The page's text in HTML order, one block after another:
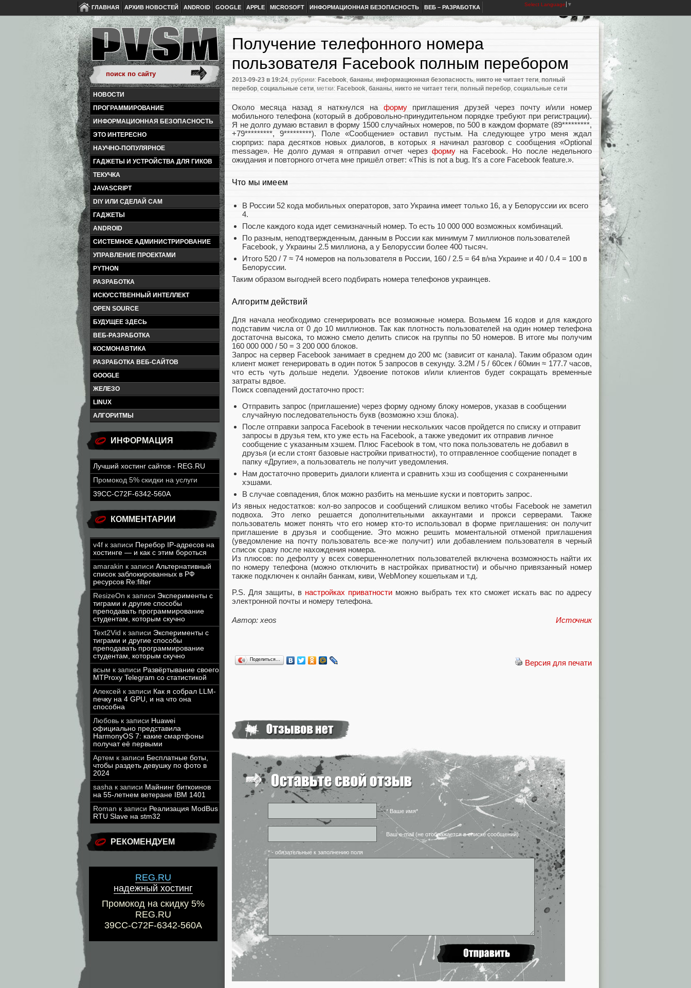
ГЛАВНАЯ АРХИВ НОВОСТЕЙ ANDROID GOOGLE APPLE MICROSOFT ИНФОРМАЦИОННАЯ БЕЗОПАСНОСТЬ ВЕБ – РАЗРАБОТКА Select Language ▼
НОВОСТИ
ПРОГРАММИРОВАНИЕ
ИНФОРМАЦИОННАЯ БЕЗОПАСНОСТЬ
ЭТО ИНТЕРЕСНО
НАУЧНО-ПОПУЛЯРНОЕ
ГАДЖЕТЫ И УСТРОЙСТВА ДЛЯ ГИКОВ
ТЕКУЧКА
JAVASCRIPT
DIY ИЛИ СДЕЛАЙ САМ
ГАДЖЕТЫ
ANDROID
СИСТЕМНОЕ АДМИНИСТРИРОВАНИЕ
УПРАВЛЕНИЕ ПРОЕКТАМИ
PYTHON
РАЗРАБОТКА
ИСКУССТВЕННЫЙ ИНТЕЛЛЕКТ
OPEN SOURCE
БУДУЩЕЕ ЗДЕСЬ
ВЕБ-РАЗРАБОТКА
КОСМОНАВТИКА
РАЗРАБОТКА ВЕБ-САЙТОВ
GOOGLE
ЖЕЛЕЗО
LINUX
АЛГОРИТМЫ
ИНФОРМАЦИЯ
Лучший хостинг сайтов - REG.RU
Промокод 5% скидки на услуги
39CC-C72F-6342-560A
КОММЕНТАРИИ
v4f к записи Перебор IP-адресов на
хостинге — и как с этим бороться
amarakin к записи Альтернативный
список заблокированных в РФ
ресурсов Re:filter
ResizeOn к записи Эксперименты с
тиграми и другие способы
преподавать программирование
студентам, которым скучно
Text2Vid к записи Эксперименты с
тиграми и другие способы
преподавать программирование
студентам, которым скучно
всым к записи Развёртывание своего
MTProxy Telegram со статистикой
Алексей к записи Как я собрал LLM-
печку на 4 GPU, и на что она
способна
Любовь к записи Huawei
официально представила
HarmonyOS 7: какие смартфоны
получат её первыми
Артем к записи Бесплатные боты,
чтобы раздеть девушку по фото в
2024
sasha к записи Майнинг биткоинов
на 55-летнем ветеране IBM 1401
Roman к записи Реализация ModBus
RTU Slave на stm32
РЕКОМЕНДУЕМ
REG.RU
надежный хостинг
Промокод на скидку 5%
REG.RU
39CC-C72F-6342-560A
Получение телефонного номера
пользователя Facebook полным перебором
2013-09-23 в 19:24, рубрики: Facebook, бананы, информационная безопасность, никто не читает теги, полный
перебор, социальные сети, метки: Facebook, бананы, никто не читает теги, полный перебор, социальные сети
Около месяца назад я наткнулся на формуприглашения друзей через почту и/или номер
мобильного телефона (который в добровольно-принудительном порядке требуют при регистрации).
Я не долго думаю вставил в форму 1500 случайных номеров, по 500 в каждом формате (89*********,
+79*********, 9*********). Поле «Сообщение» оставил пустым. На следующее утро меня ждал
сюрприз: пара десятков новых диалогов, в которых я начинал разговор с сообщения «Optional
message». Не долго думая я отправил отчет черезформу на Facebook. Но после недельного
ожидания и повторного отчета мне пришёл ответ: «This is not a bug. It's a core Facebook feature.».
Что мы имеем
В России 52 кода мобильных операторов, зато Украина имеет только 16, а у Белоруссии их всего
4.
После каждого кода идет семизначный номер. То есть 10 000 000 возможных комбинаций.
По разным, неподтвержденным, данным в России как минимум 7 миллионов пользователей
Facebook, у Украины 2.5 миллиона, а у Белоруссии более 400 тысяч.
Итого 520 / 7 ≈ 74 номеров на пользователя в России, 160 / 2.5 = 64 в/на Украине и 40 / 0.4 = 100 в
Белоруссии.
Таким образом выгодней всего подбирать номера телефонов украинцев.
Алгоритм действий
Для начала необходимо сгенерировать все возможные номера. Возьмем 16 кодов и для каждого
подставим числа от 0 до 10 миллионов. Так как плотность пользователей на один номер телефона
достаточна высока, то можно смело делить список на группы по 50 номеров. В итоге мы получим
160 000 000 / 50 = 3 200 000 блоков.
Запрос на сервер Facebook занимает в среднем до 200 мс (зависит от канала). Таким образом один
клиент может генерировать в один поток 5 запросов в секунду. 3.2М / 5 / 60сек / 60мин ≈ 177.7 часов,
что есть чуть дольше недели. Удвоение потоков и/или клиентов будет сокращать временные
затраты вдвое.
Поиск совпадений достаточно прост:
Отправить запрос (приглашение) через форму одному блоку номеров, указав в сообщении
случайную последовательность букв (возможно хэш блока).
После отправки запроса Facebook в течении нескольких часов пройдется по списку и отправит
запросы в друзья тем, кто уже есть на Facebook, а также уведомит их отправив личное
сообщение с указанным хэшем. Плюс Facebook в том, что пока пользователь не добавил в
друзья (и если стоят базовые настройки приватности), то отправленное сообщение попадет в
папку «Другие», а пользователь не получит уведомления.
Нам достаточно проверить диалоги клиента и сравнить хэш из сообщения с сохраненными
хэшами.
В случае совпадения, блок можно разбить на меньшие куски и повторить запрос.
Из явных недостатков: кол-во запросов и сообщений слишком велико чтобы Facebook не заметил
подвоха. Это легко решается дополнительными аккаунтами и прокси серверами. Также
пользователь может понять что его номер кто-то использовал в форме приглашения: он получит
приглашение в друзья и сообщение. Это можно решить моментальной отменой приглашения
(уведомление на почту пользователь все-же получит) или добавлением пользователя в черный
список сразу после нахождения номера.
Из плюсов: по дефолту у всех совершеннолетних пользователей включена возможность найти их
по номеру телефона (можно отключить в настройках приватности) и обычно привязанный номер
также подключен к онлайн банкам, киви, WebMoney кошелькам и т.д.
P.S. Для защиты, в настройках приватности можно выбрать тех кто сможет искать вас по адресу
электронной почты и номеру телефона.
Автор: xeos Источник
Версия для печати
Поделиться…
* Ваше имя*
Ваш e-mail (не отображается в списке сообщений)
* - обязательные к заполнению поля